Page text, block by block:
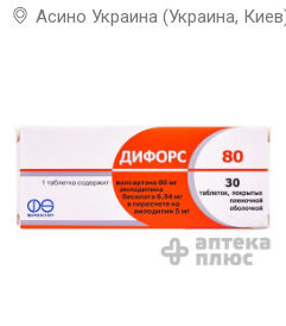
Асино Украина (Украина,